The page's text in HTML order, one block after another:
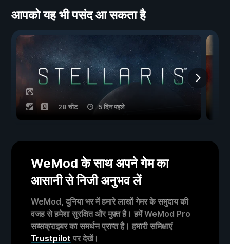
आपको यह भी पसंद आ सकता है
28 चीट 5 दिन पहले
WeMod के साथ अपने गेम का
आसानी से निजी अनुभव लें
WeMod, दुनिया भर में हमारे लाखों गेमर के समुदाय की
वजह से हमेशा सुरक्षित और मुफ़्त है। हमें WeMod Pro
सब्सक्राइबर का समर्थन प्राप्त है। हमारी समिक्षाएं
Trustpilot पर देखें।